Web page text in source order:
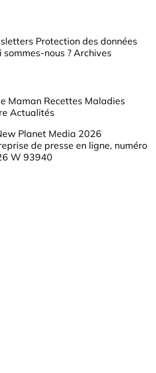
Protection des données
sommes-nous ? Archives
Maman Recettes Maladies
Actualités
Planet Media 2026
de presse en ligne, numéro
W 93940